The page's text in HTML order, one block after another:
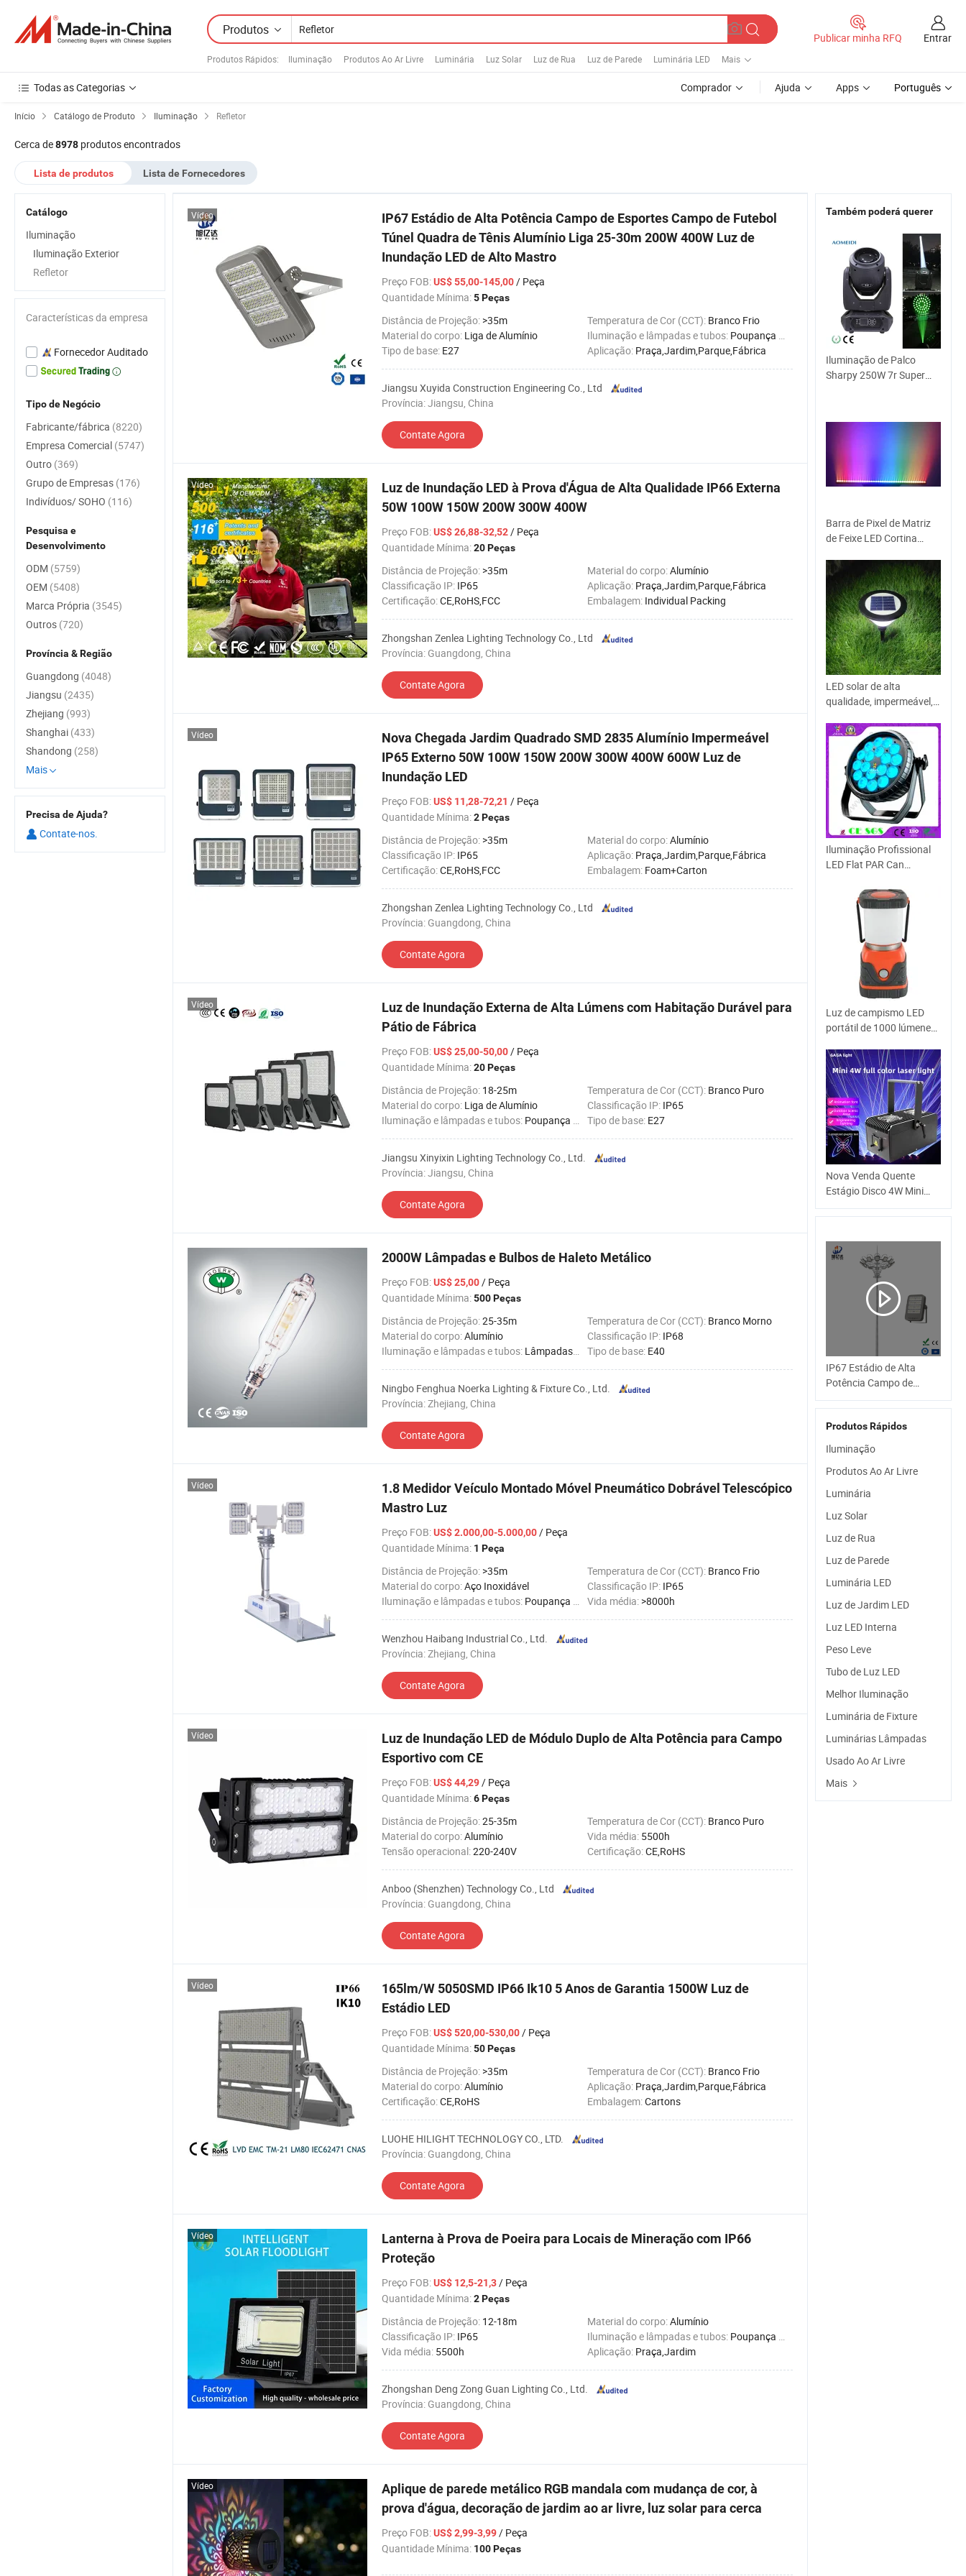
Produtos
Produtos Rápidos: Iluminação Produtos Ao Ar Livre Luminária Luz Solar Luz de Rua Luz de Parede Luminária LED Mais
Publicar minha RFQ Entrar
Todas as Categorias Comprador Ajuda Apps Português
Início Catálogo de Produto Iluminação Refletor
Cerca de8978 produtos encontrados
Lista de produtos Lista de Fornecedores
IP67 Estádio de Alta Potência Campo de Esportes Campo de Futebol
Túnel Quadra de Tênis Alumínio Liga 25-30m 200W 400W Luz de
Inundação LED de Alto Mastro
Preço FOB:US$ 55,00-145,00/ Peça
Quantidade Mínima:5 Peças
Distância de Projeção: >35m Temperatura de Cor (CCT): Branco Frio
Material do corpo: Liga de Alumínio Iluminação e lâmpadas e tubos: Poupança de Energia
Tipo de base: E27 Aplicação: Praça,Jardim,Parque,Fábrica
Jiangsu Xuyida Construction Engineering Co., Ltd
Província: Jiangsu, China
Contate Agora
Vídeo
Luz de Inundação LED à Prova d'Água de Alta Qualidade IP66 Externa
50W 100W 150W 200W 300W 400W
Preço FOB:US$ 26,88-32,52/ Peça
Quantidade Mínima:20 Peças
Distância de Projeção: >35m Material do corpo:Alumínio
Classificação IP: IP65 Aplicação: Praça,Jardim,Parque,Fábrica
Certificação:CE,RoHS,FCC Embalagem: Individual Packing
Zhongshan Zenlea Lighting Technology Co., Ltd
Província: Guangdong, China
Contate Agora
Vídeo
Nova Chegada Jardim Quadrado SMD 2835 Alumínio Impermeável
IP65 Externo 50W 100W 150W 200W 300W 400W 600W Luz de
Inundação LED
Preço FOB:US$ 11,28-72,21 / Peça
Quantidade Mínima:2 Peças
Distância de Projeção: >35m Material do corpo:Alumínio
Classificação IP: IP65 Aplicação: Praça,Jardim,Parque,Fábrica
Certificação:CE,RoHS,FCC Embalagem: Foam+Carton
Zhongshan Zenlea Lighting Technology Co., Ltd
Província: Guangdong, China
Contate Agora
Vídeo
Luz de Inundação Externa de Alta Lúmens com Habitação Durável para
Pátio de Fábrica
Preço FOB:US$ 25,00-50,00/ Peça
Quantidade Mínima:20 Peças
Distância de Projeção: 18-25m Temperatura de Cor (CCT): Branco Puro
Material do corpo: Liga de Alumínio Classificação IP: IP65
Iluminação e lâmpadas e tubos: Poupança de Energia Tipo de base: E27
Jiangsu Xinyixin Lighting Technology Co., Ltd.
Província: Jiangsu, China
Contate Agora
Vídeo
2000W Lâmpadas e Bulbos de Haleto Metálico
Preço FOB:US$ 25,00/ Peça
Quantidade Mínima:500 Peças
Distância de Projeção:25-35m Temperatura de Cor (CCT): Branco Morno
Material do corpo:Alumínio Classificação IP: IP68
Iluminação e lâmpadas e tubos: Lâmpadas de Iodetos Metálicos Tipo de base: E40
Ningbo Fenghua Noerka Lighting & Fixture Co., Ltd.
Província: Zhejiang, China
Contate Agora
1.8 Medidor Veículo Montado Móvel Pneumático Dobrável Telescópico
Mastro Luz
Preço FOB:US$ 2.000,00-5.000,00/ Peça
Quantidade Mínima: 1 Peça
Distância de Projeção: >35m Temperatura de Cor (CCT): Branco Frio
Material do corpo:Aço Inoxidável Classificação IP: IP65
Iluminação e lâmpadas e tubos: Poupança de Energia Vida média: >8000h
Wenzhou Haibang Industrial Co., Ltd.
Província: Zhejiang, China
Contate Agora
Vídeo
Luz de Inundação LED de Módulo Duplo de Alta Potência para Campo
Esportivo com CE
Preço FOB:US$ 44,29/ Peça
Quantidade Mínima:6 Peças
Distância de Projeção:25-35m Temperatura de Cor (CCT): Branco Puro
Material do corpo:Alumínio Vida média: 5500h
Tensão operacional:220-240V Certificação:CE,RoHS
Anboo (Shenzhen) Technology Co., Ltd
Província: Guangdong, China
Contate Agora
Vídeo
165lm/W 5050SMD IP66 Ik10 5 Anos de Garantia 1500W Luz de
Estádio LED
Preço FOB:US$ 520,00-530,00/ Peça
Quantidade Mínima:50 Peças
Distância de Projeção: >35m Temperatura de Cor (CCT): Branco Frio
Material do corpo:Alumínio Aplicação: Praça,Jardim,Parque,Fábrica
Certificação:CE,RoHS Embalagem:Cartons
LUOHE HILIGHT TECHNOLOGY CO., LTD.
Província: Guangdong, China
Contate Agora
Vídeo
Lanterna à Prova de Poeira para Locais de Mineração com IP66
Proteção
Preço FOB:US$ 12,5-21,3/ Peça
Quantidade Mínima:2 Peças
Distância de Projeção: 12-18m Material do corpo:Alumínio
Classificação IP: IP65 Iluminação e lâmpadas e tubos: Poupança de Energia
Vida média: 5500h Aplicação: Praça,Jardim
Zhongshan Deng Zong Guan Lighting Co., Ltd.
Província: Guangdong, China
Contate Agora
Vídeo
Aplique de parede metálico RGB mandala com mudança de cor, à
prova d'água, decoração de jardim ao ar livre, luz solar para cerca
Preço FOB:US$ 2,99-3,99/ Peça
Quantidade Mínima: 100 Peças
Vídeo
Também poderá querer
Iluminação de Palco
Sharpy 250W 7r Super
Barra de Pixel de Matriz
de Feixe LED Cortina
3in1 de Luz para Eventos
LED solar de alta
qualidade, impermeável,
com elevada qualidade
Iluminação de relvado de
iluminação de jardim
iluminação solar simples
de relvado
Iluminação Profissional
LED Flat PAR Can
Livre 18X15W 5in1
Luz de campismo LED
portátil de 1000 lúmenes
Nova Venda Quente
Estágio Disco 4W Mini
Versão Luz Laser RGB
IP67 Estádio de Alta
Potência Campo de
Esportes Campo de
Futebol Túnel Quadra de
Tênis Alumínio Liga 25-
30m 200W 400W Luz de
Inundação LED de Alto
Mastro
Produtos Rápidos
Iluminação
Produtos Ao Ar Livre
Luminária
Luz Solar
Luz de Rua
Luz de Parede
Luminária LED
Luz de Jardim LED
Luz LED Interna
Peso Leve
Tubo de Luz LED
Melhor Iluminação
Luminária de Fixture
Luminárias Lâmpadas
Usado Ao Ar Livre
Mais
Catálogo
Iluminação
Iluminação Exterior
Refletor
Características da empresa
Fornecedor Auditado
Tipo de Negócio
Fabricante/fábrica (8220)
Empresa Comercial (5747)
Outro (369)
Grupo de Empresas (176)
Indivíduos/ SOHO (116)
Pesquisa e
Desenvolvimento
ODM (5759)
OEM (5408)
Marca Própria (3545)
Outros (720)
Província & Região
Guangdong (4048)
Jiangsu (2435)
Zhejiang (993)
Shanghai (433)
Shandong (258)
Mais
Precisa de Ajuda?
Contate-nos.